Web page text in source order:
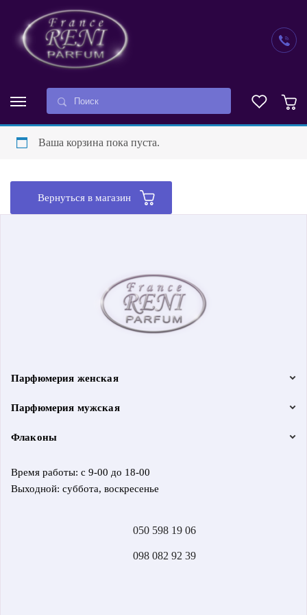
Ваша корзина пока пуста.
Вернуться в магазин
Парфюмерия женская
Парфюмерия мужская
Флаконы
Время работы: с 9-00 до 18-00
Выходной: суббота, воскресенье
050 598 19 06
098 082 92 39